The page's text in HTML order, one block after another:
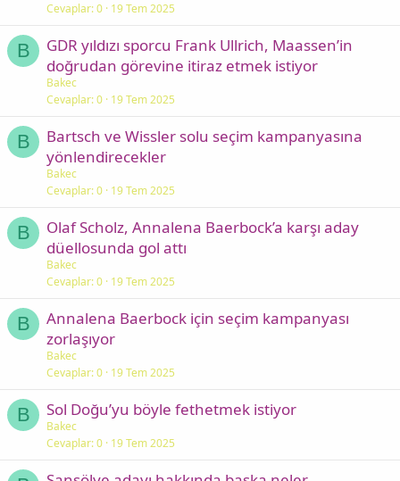
Cevaplar 0 19 Tem 2025
B
GDR yıldızı sporcu Frank Ullrich, Maassen’in
doğrudan görevine itiraz etmek istiyor
Bakec
Cevaplar 0 19 Tem 2025
B
Bartsch ve Wissler solu seçim kampanyasına
yönlendirecekler
Bakec
Cevaplar 0 19 Tem 2025
B
Olaf Scholz, Annalena Baerbock’a karşı aday
düellosunda gol attı
Bakec
Cevaplar 0 19 Tem 2025
B
Annalena Baerbock için seçim kampanyası
zorlaşıyor
Bakec
Cevaplar 0 19 Tem 2025
B Sol Doğu’yu böyle fethetmek istiyor
Bakec
Cevaplar 0 19 Tem 2025